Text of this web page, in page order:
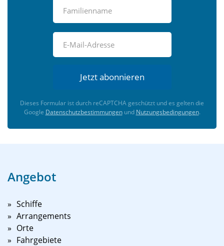
Jetzt abonnieren
Dieses Formular ist durch reCAPTCHA geschützt und es gelten die
Google Datenschutzbestimmungenund Nutzungsbedingungen.
Angebot
Schiffe
Arrangements
Orte
Fahrgebiete